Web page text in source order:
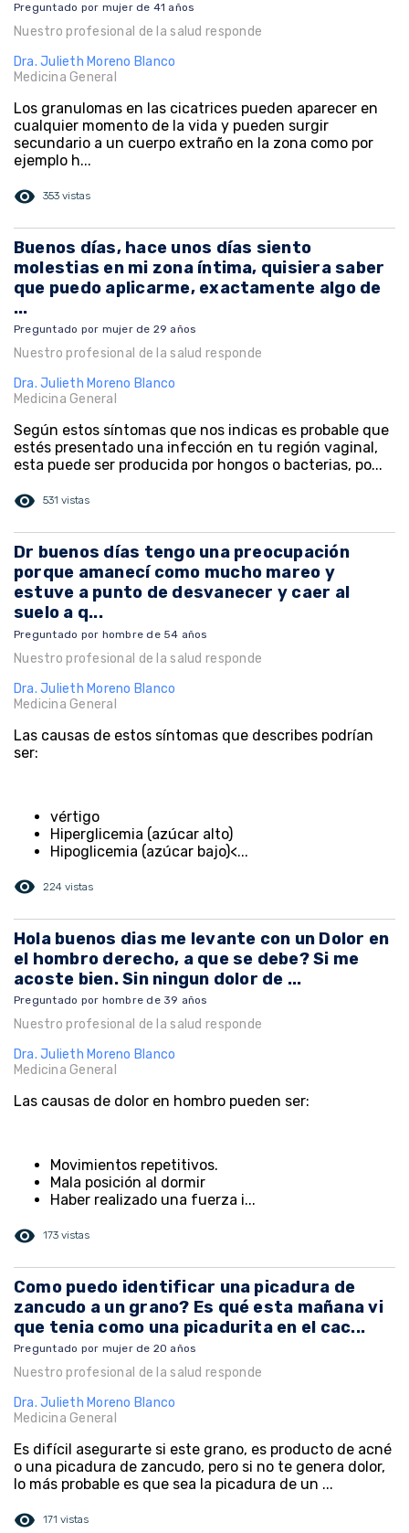
Preguntado por mujer de 41 años
Nuestro profesional de la salud responde
Dra. Julieth Moreno Blanco
Medicina General
Los granulomas en las cicatrices pueden aparecer en
cualquier momento de la vida y pueden surgir
secundario a un cuerpo extraño en la zona como por
ejemplo h...
visibility 353 vistas
Buenos días, hace unos días siento
molestias en mi zona íntima, quisiera saber
que puedo aplicarme, exactamente algo de
...
Preguntado por mujer de 29 años
Nuestro profesional de la salud responde
Dra. Julieth Moreno Blanco
Medicina General
Según estos síntomas que nos indicas es probable que
estés presentado una infección en tu región vaginal,
esta puede ser producida por hongos o bacterias, po...
visibility 531 vistas
Dr buenos días tengo una preocupación
porque amanecí como mucho mareo y
estuve a punto de desvanecer y caer al
suelo a q...
Preguntado por hombre de 54 años
Nuestro profesional de la salud responde
Dra. Julieth Moreno Blanco
Medicina General
Las causas de estos síntomas que describes podrían
ser:
vértigo
Hiperglicemia (azúcar alto)
Hipoglicemia (azúcar bajo)<...
visibility 224 vistas
Hola buenos dias me levante con un Dolor en
el hombro derecho, a que se debe? Si me
acoste bien. Sin ningun dolor de ...
Preguntado por hombre de 39 años
Nuestro profesional de la salud responde
Dra. Julieth Moreno Blanco
Medicina General
Las causas de dolor en hombro pueden ser:
Movimientos repetitivos.
Mala posición al dormir
Haber realizado una fuerza i...
visibility 173 vistas
Como puedo identificar una picadura de
zancudo a un grano? Es qué esta mañana vi
que tenia como una picadurita en el cac...
Preguntado por mujer de 20 años
Nuestro profesional de la salud responde
Dra. Julieth Moreno Blanco
Medicina General
Es difícil asegurarte si este grano, es producto de acné
o una picadura de zancudo, pero si no te genera dolor,
lo más probable es que sea la picadura de un ...
visibility 171 vistas